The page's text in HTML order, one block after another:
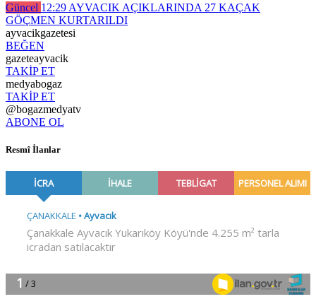
Güncel 12:29 AYVACIK AÇIKLARINDA 27 KAÇAK
GÖÇMEN KURTARILDI
ayvacikgazetesi
BEĞEN
gazeteayvacik
TAKİP ET
medyabogaz
TAKİP ET
@bogazmedyatv
ABONE OL
Resmî İlanlar